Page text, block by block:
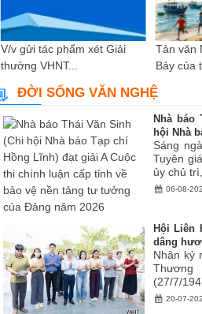
V/v gửi tác phẩm xét Giải
thưởng VHNT...
Tản văn
Bảy của
ĐỜI SỐNG VĂN NGHỆ
Nhà báo
hội Nhà
Sáng
Tuyên
ủy chủ
06-08-
Hội Liên
dâng
Nhân kỷ
(27/7/
20-07-